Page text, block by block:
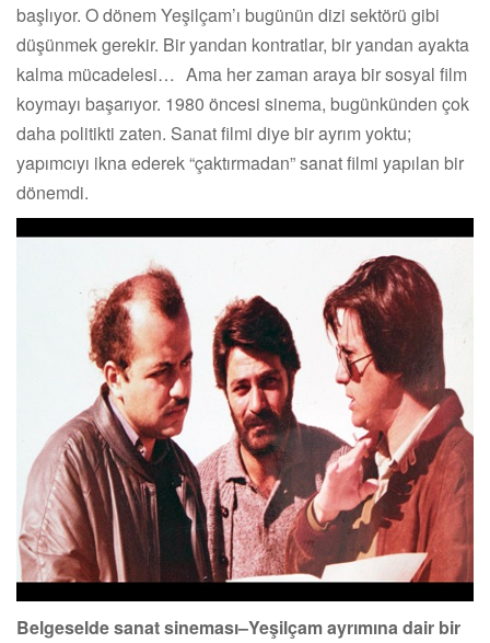
başlıyor. O dönem Yeşilçam’ı bugünün dizi sektörü gibi
düşünmek gerekir. Bir yandan kontratlar, bir yandan ayakta
kalma mücadelesi… Ama her zaman araya bir sosyal film
koymayı başarıyor. 1980 öncesi sinema, bugünkünden çok
daha politikti zaten. Sanat filmi diye bir ayrım yoktu;
yapımcıyı ikna ederek “çaktırmadan” sanat filmi yapılan bir
dönemdi.
Belgeselde sanat sineması–Yeşilçam ayrımına dair bir